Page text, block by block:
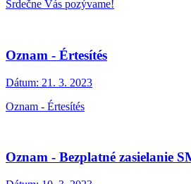
Srdečne Vás pozývame!
Oznam - Értesítés
Dátum: 21. 3. 2023
Oznam - Értesítés
Oznam - Bezplatné zasielanie